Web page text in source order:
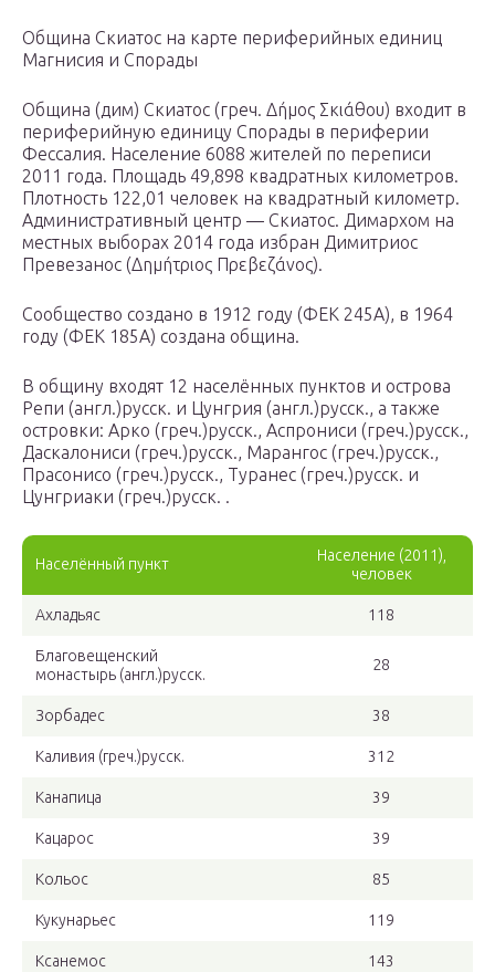
Община Скиатос на карте периферийных единиц
Магнисия и Спорады
Община (дим) Скиатос (греч. Δήμος Σκιάθου) входит в
периферийную единицу Спорады в периферии
Фессалия. Население 6088 жителей по переписи
2011 года. Площадь 49,898 квадратных километров.
Плотность 122,01 человек на квадратный километр.
Административный центр — Скиатос. Димархом на
местных выборах 2014 года избран Димитриос
Превезанос (Δημήτριος Πρεβεζάνος).
Сообщество создано в 1912 году (ΦΕΚ 245Α), в 1964
году (ΦΕΚ 185Α) создана община.
В общину входят 12 населённых пунктов и острова
Репи (англ.)русск. и Цунгрия (англ.)русск., а также
островки: Арко (греч.)русск., Аспрониси (греч.)русск.,
Даскалониси (греч.)русск., Марангос (греч.)русск.,
Прасонисо (греч.)русск., Туранес (греч.)русск. и
Цунгриаки (греч.)русск. .
Населённый пункт
Население (2011),
человек
Ахладьяс 118
Благовещенский
монастырь (англ.)русск.
28
Зорбадес 38
Каливия (греч.)русск. 312
Канапица 39
Кацарос 39
Кольос 85
Кукунарьес 119
Ксанемос 143